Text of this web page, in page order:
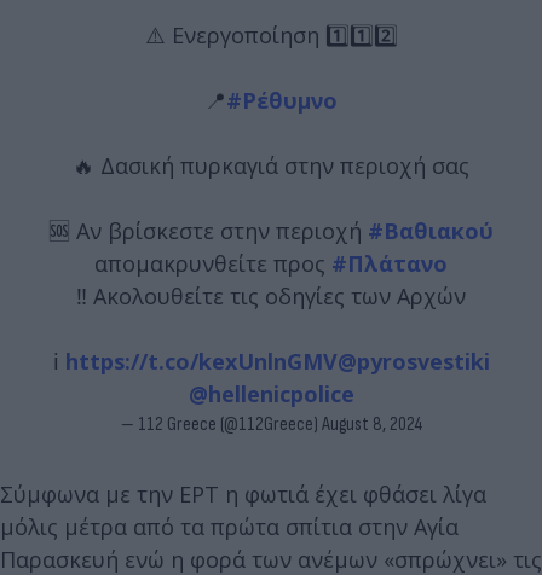
⚠️ Ενεργοποίηση 1️⃣1️⃣2️⃣
📍#Ρέθυμνο
🔥 Δασική πυρκαγιά στην περιοχή σας
🆘 Αν βρίσκεστε στην περιοχή #Βαθιακού
απομακρυνθείτε προς #Πλάτανο
‼️ Ακολουθείτε τις οδηγίες των Αρχών
ℹ️ https://t.co/kexUnlnGMV@pyrosvestiki
@hellenicpolice
— 112 Greece (@112Greece) August 8, 2024
Σύμφωνα με την ΕΡΤ η φωτιά έχει φθάσει λίγα
μόλις μέτρα από τα πρώτα σπίτια στην Αγία
Παρασκευή ενώ η φορά των ανέμων «σπρώχνει» τις